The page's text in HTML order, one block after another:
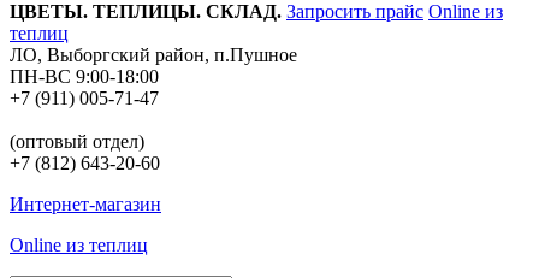
ЦВЕТЫ. ТЕПЛИЦЫ. СКЛАД. Запросить прайс Online из
теплиц
ЛО, Выборгский район, п.Пушное
ПН-ВС 9:00-18:00
+7 (911) 005-71-47
(оптовый отдел)
+7 (812) 643-20-60
Интернет-магазин
Online из теплиц